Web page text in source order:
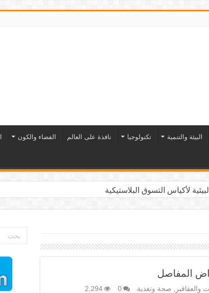
البيئة والتنمية تكنولوجيا نافذة على العالم الفضاء والكون
لأكياس التسوق البلاستيكية
المفاصل
والعقاقير , صحة وتغذية 0
2,294